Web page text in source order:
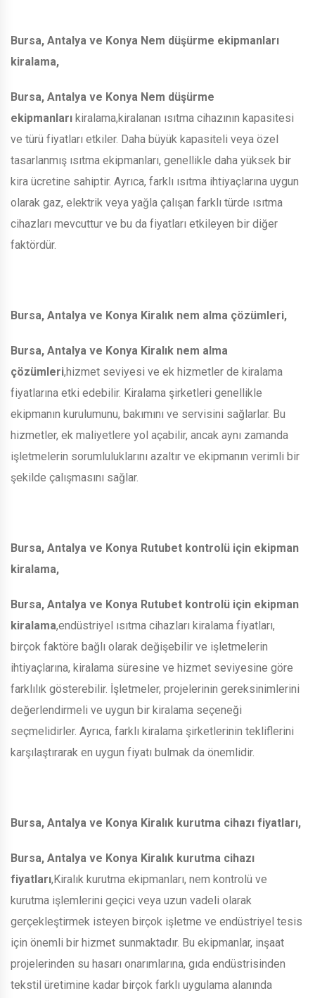
Bursa, Antalya ve Konya Nem düşürme ekipmanları
kiralama,
Bursa, Antalya ve Konya Nem düşürme
ekipmanları kiralama,kiralanan ısıtma cihazının kapasitesi
ve türü fiyatları etkiler. Daha büyük kapasiteli veya özel
tasarlanmış ısıtma ekipmanları, genellikle daha yüksek bir
kira ücretine sahiptir. Ayrıca, farklı ısıtma ihtiyaçlarına uygun
olarak gaz, elektrik veya yağla çalışan farklı türde ısıtma
cihazları mevcuttur ve bu da fiyatları etkileyen bir diğer
faktördür.
Bursa, Antalya ve Konya Kiralık nem alma çözümleri,
Bursa, Antalya ve Konya Kiralık nem alma
çözümleri,hizmet seviyesi ve ek hizmetler de kiralama
fiyatlarına etki edebilir. Kiralama şirketleri genellikle
ekipmanın kurulumunu, bakımını ve servisini sağlarlar. Bu
hizmetler, ek maliyetlere yol açabilir, ancak aynı zamanda
işletmelerin sorumluluklarını azaltır ve ekipmanın verimli bir
şekilde çalışmasını sağlar.
Bursa, Antalya ve Konya Rutubet kontrolü için ekipman
kiralama,
Bursa, Antalya ve Konya Rutubet kontrolü için ekipman
kiralama,endüstriyel ısıtma cihazları kiralama fiyatları,
birçok faktöre bağlı olarak değişebilir ve işletmelerin
ihtiyaçlarına, kiralama süresine ve hizmet seviyesine göre
farklılık gösterebilir. İşletmeler, projelerinin gereksinimlerini
değerlendirmeli ve uygun bir kiralama seçeneği
seçmelidirler. Ayrıca, farklı kiralama şirketlerinin tekliflerini
karşılaştırarak en uygun fiyatı bulmak da önemlidir.
Bursa, Antalya ve Konya Kiralık kurutma cihazı fiyatları,
Bursa, Antalya ve Konya Kiralık kurutma cihazı
fiyatları,Kiralık kurutma ekipmanları, nem kontrolü ve
kurutma işlemlerini geçici veya uzun vadeli olarak
gerçekleştirmek isteyen birçok işletme ve endüstriyel tesis
için önemli bir hizmet sunmaktadır. Bu ekipmanlar, inşaat
projelerinden su hasarı onarımlarına, gıda endüstrisinden
tekstil üretimine kadar birçok farklı uygulama alanında